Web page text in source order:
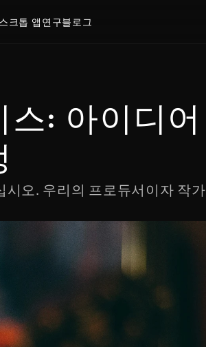
: 아이디어
오. 우리의 프로듀서이자 작가
크톱 앱 연구블로그